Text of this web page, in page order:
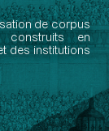
de corpus
construits en
des institutions